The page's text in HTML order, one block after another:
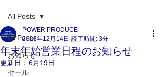
All Posts
お知らせ
セール
All Posts
年末年始営業日程のお知らせ
POWER PRODUCE
2023年12月14日 読了時間: 3分
更新日： 6月19日